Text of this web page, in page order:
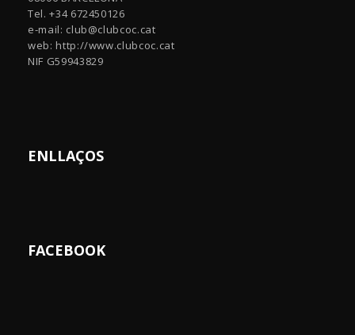
Tel. +34 672450126
e-mail: club@clubcoc.cat
web: http://www.clubcoc.cat
NIF G59943829
ENLLAÇOS
FACEBOOK